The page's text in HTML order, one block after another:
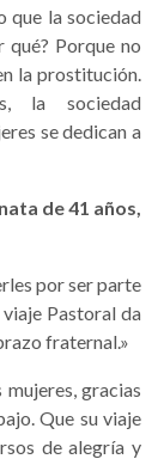
que la sociedad
qué? Porque no
la prostitución.
la sociedad
se dedican a
de 41 años,
por ser parte
Pastoral da
fraternal.»
gracias
Que su viaje
de alegría y